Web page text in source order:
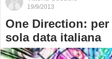
19/9/2013
One Direction:
sola data italiana